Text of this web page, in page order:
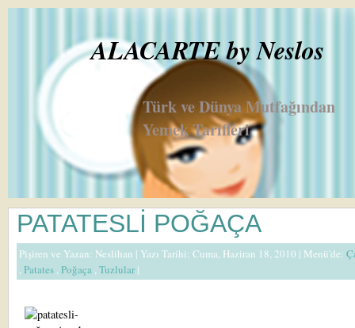
ALACARTE by Neslos
Türk ve Dünya Mutfağından
Yemek Tarifleri
PATATESLİ POĞAÇA
Pişiren ve Yazan: Neslihan | Yazı Tarihi: Cuma, Haziran 18, 2010 | Menü'de:
,Patates ,Poğaça ,Tuzlular|